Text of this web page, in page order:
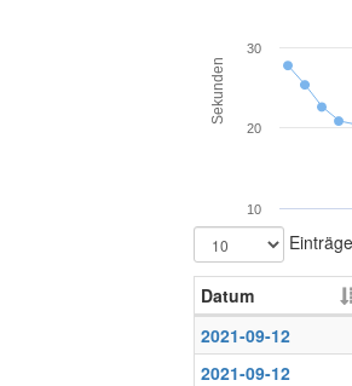
Sekunden
10
20
30
Datum
2021-09-12
2021-09-12